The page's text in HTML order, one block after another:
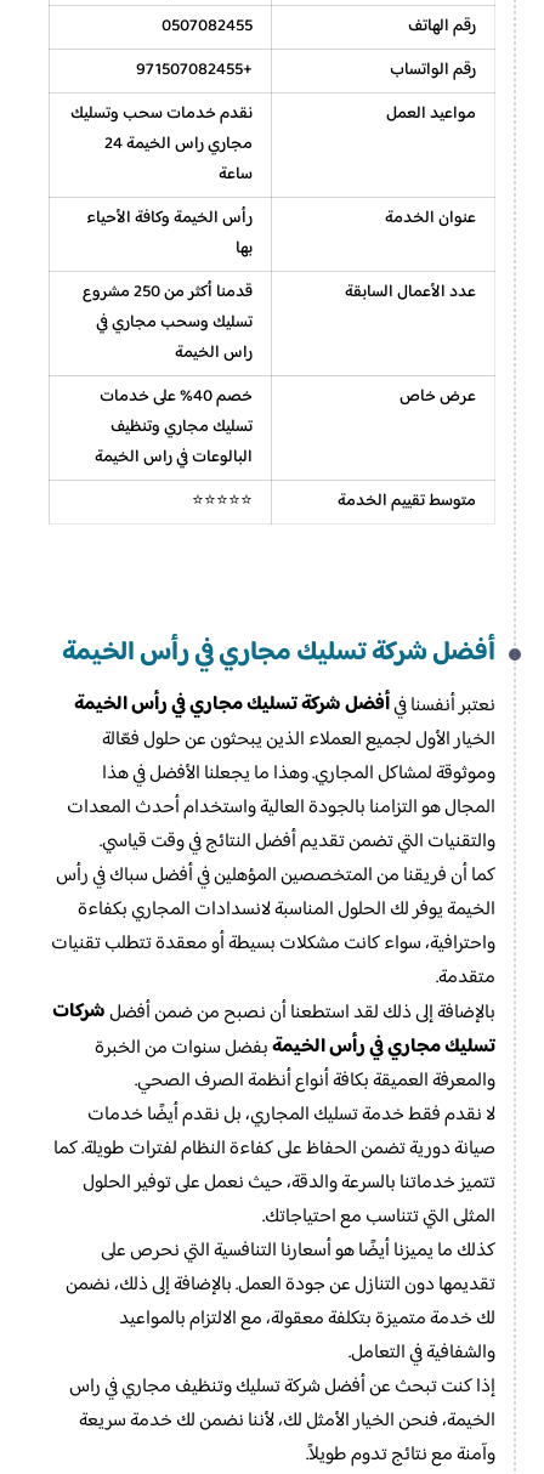
رقم الهاتف
0507082455
رقم الواتساب
+971507082455
مواعيد العمل
نقدم خدمات سحب وتسليك
مجاري راس الخيمة 24
ساعة
عنوان الخدمة
رأس الخيمة وكافة الأحياء
بها
عدد الأعمال السابقة
قدمنا أكثر من 250 مشروع
تسليك وسحب مجاري في
راس الخيمة
عرض خاص
خصم 40% على خدمات
تسليك مجاري وتنظيف
البالوعات في راس الخيمة
متوسط تقييم الخدمة
⭐⭐⭐⭐⭐
أفضل شركة تسليك مجاري في رأس الخيمة
نعتبر أنفسنا فيأفضل شركة تسليك مجاري في رأس الخيمة
الخيار الأول لجميع العملاء الذين يبحثون عن حلول فعّالة
وموثوقة لمشاكل المجاري. وهذا ما يجعلنا الأفضل في هذا
المجال هو التزامنا بالجودة العالية واستخدام أحدث المعدات
والتقنيات التي تضمن تقديم أفضل النتائج في وقت قياسي.
كما أن فريقنا من المتخصصين المؤهلين في أفضل سباك في رأس
الخيمة يوفر لك الحلول المناسبة لانسدادات المجاري بكفاءة
واحترافية، سواء كانت مشكلات بسيطة أو معقدة تتطلب تقنيات
متقدمة.
بالإضافة إلى ذلك لقد استطعنا أن نصبح من ضمن أفضلشركات
تسليك مجاري في رأس الخيمةبفضل سنوات من الخبرة
والمعرفة العميقة بكافة أنواع أنظمة الصرف الصحي.
لا نقدم فقط خدمة تسليك المجاري، بل نقدم أيضًا خدمات
صيانة دورية تضمن الحفاظ على كفاءة النظام لفترات طويلة. كما
تتميز خدماتنا بالسرعة والدقة، حيث نعمل على توفير الحلول
المثلى التي تتناسب مع احتياجاتك.
كذلك ما يميزنا أيضًا هو أسعارنا التنافسية التي نحرص على
تقديمها دون التنازل عن جودة العمل. بالإضافة إلى ذلك، نضمن
لك خدمة متميزة بتكلفة معقولة، مع الالتزام بالمواعيد
والشفافية في التعامل.
إذا كنت تبحث عن أفضل شركة تسليك وتنظيف مجاري في راس
الخيمة، فنحن الخيار الأمثل لك، لأننا نضمن لك خدمة سريعة
وآمنة مع نتائج تدوم طويلاً.